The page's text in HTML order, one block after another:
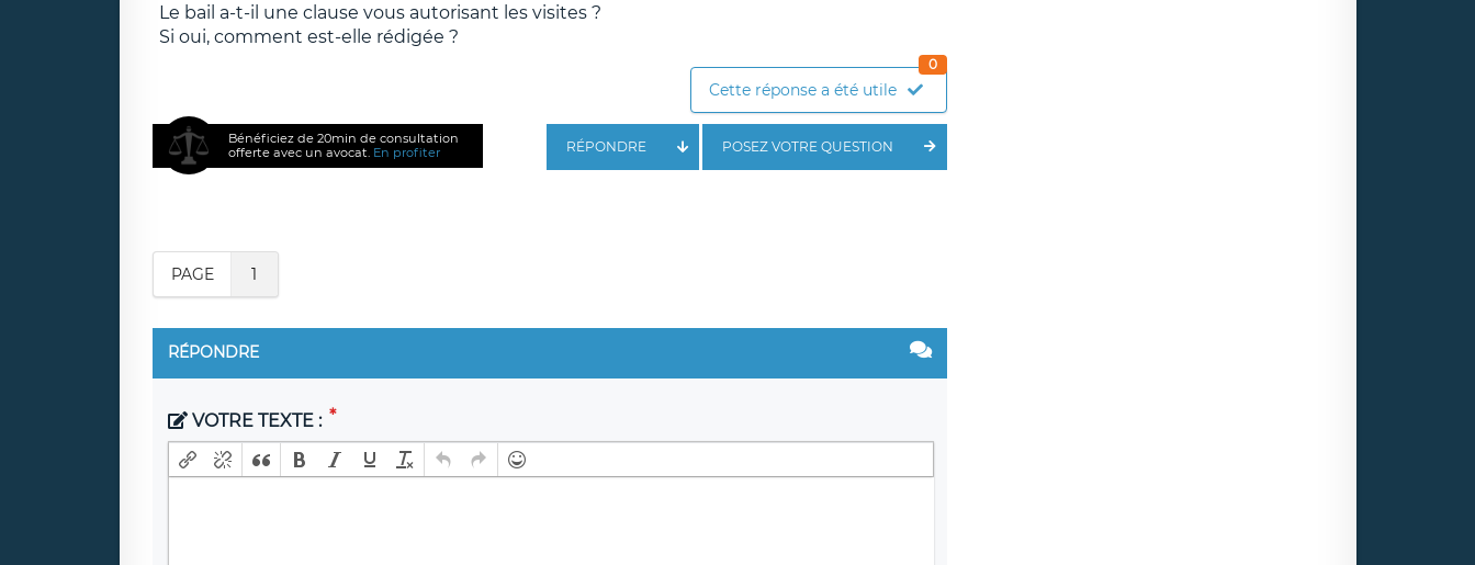
Le bail a-t-il une clause vous autorisant les visites ?
Si oui, comment est-elle rédigée ?
Cette réponse a été utile
0
Bénéficiez de 20min de consultation
offerte avec un avocat. En profiter POSEZ VOTRE QUESTION
RÉPONDRE
PAGE 1
RÉPONDRE
VOTRE TEXTE :